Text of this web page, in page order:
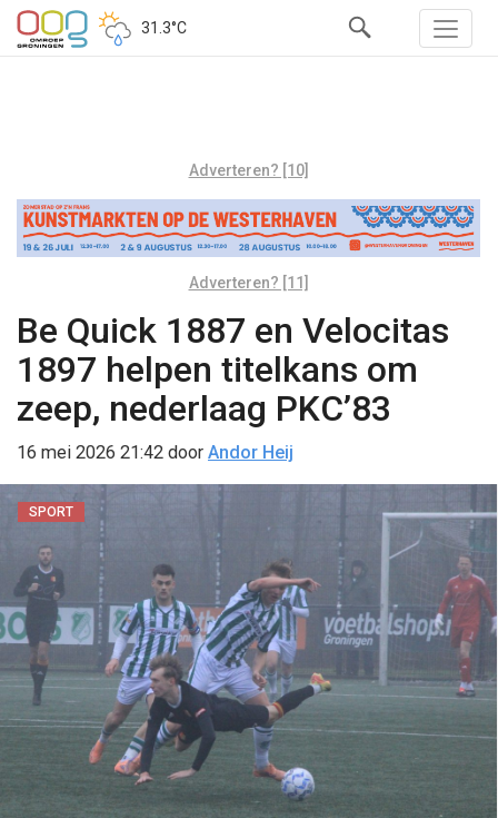
31.3°C
Adverteren? [10]
Adverteren? [11]
Be Quick 1887 en Velocitas
1897 helpen titelkans om
zeep, nederlaag PKC’83
16 mei 2026 21:42 door Andor Heij
SPORT